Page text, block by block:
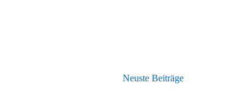
Neuste Beiträge